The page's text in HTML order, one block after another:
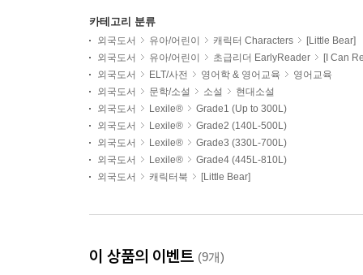
카테고리 분류
외국도서 유아/어린이 캐릭터 Characters
[Little Bear]
외국도서
유아/어린이 초급리더 EarlyReader
[I Can
외국도서
ELT/사전 영어학 & 영어교육
영어교육
외국도서
문학/소설 소설
현대소설
외국도서
Lexile®
Grade1 (Up to 300L)
외국도서
Lexile®
Grade2 (140L-500L)
외국도서
Lexile®
Grade3 (330L-700L)
외국도서
Lexile®
Grade4 (445L-810L)
외국도서
캐릭터북 [Little Bear]
이 상품의 이벤트 (9개)